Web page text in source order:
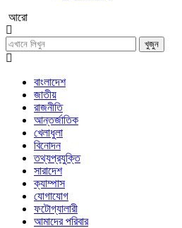
আরো
খুজুন
বাংলাদেশ
জাতীয়
রাজনীতি
আন্তর্জাতিক
খেলাধুলা
বিনোদন
তথ্যপ্রযুক্তি
সারাদেশ
ক্যাম্পাস
যোগাযোগ
ফটোগ্যালারী
আমাদের পরিবার